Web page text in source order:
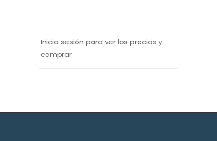
Inicia sesión para ver los precios y
comprar